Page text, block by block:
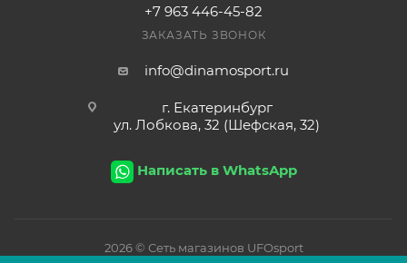
+7 963 446-45-82
ЗАКАЗАТЬ ЗВОНОК
info@dinamosport.ru
г. Екатеринбург
ул. Лобкова, 32 (Шефская, 32)
Написать в WhatsApp
2026© Сеть магазинов UFOsport